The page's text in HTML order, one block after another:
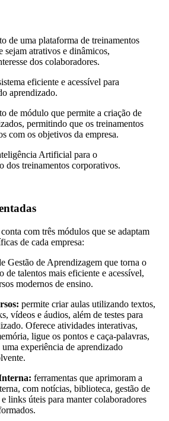
de uma plataforma de treinamentos
sejam atrativos e dinâmicos,
dos colaboradores.
eficiente e acessível para
aprendizado.
de módulo que permite a criação de
permitindo que os treinamentos
com os objetivos da empresa.
Artificial para o
dos treinamentos corporativos.
com três módulos que se adaptam
de cada empresa:
Gestão de Aprendizagem que torna o
de talentos mais eficiente e acessível,
modernos de ensino.
permite criar aulas utilizando textos,
vídeos e áudios, além de testes para
Oferece atividades interativas,
ligue os pontos e caça-palavras,
experiência de aprendizado
ferramentas que aprimoram a
com notícias, biblioteca, gestão de
links úteis para manter colaboradores